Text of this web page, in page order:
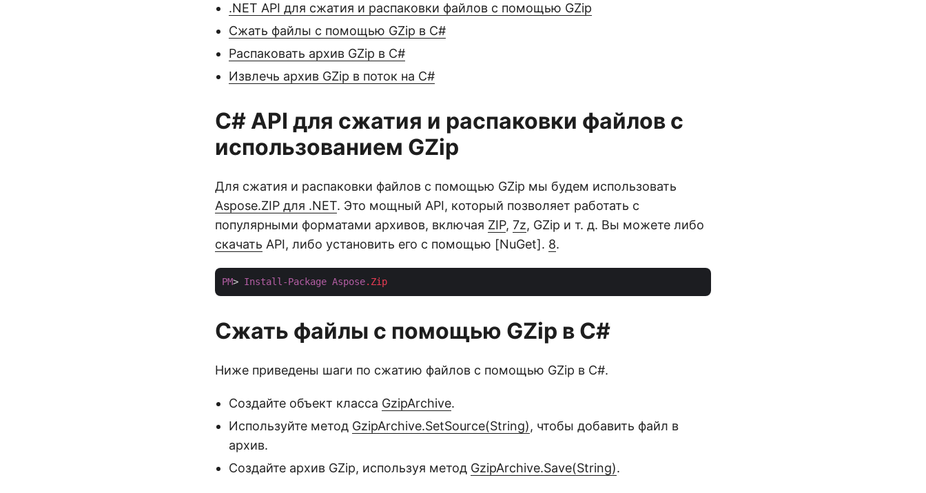
.NET API для сжатия и распаковки файлов с помощью GZip
Сжать файлы с помощью GZip в C#
Распаковать архив GZip в C#
Извлечь архив GZip в поток на C#
C# API для сжатия и распаковки файлов с
использованием GZip
Для сжатия и распаковки файлов с помощью GZip мы будем использовать
Aspose.ZIP для .NET. Это мощный API, который позволяет работать с
популярными форматами архивов, включая ZIP, 7z, GZip и т. д. Вы можете либо
скачать API, либо установить его с помощью [NuGet]. 8.
PM> Install-Package Aspose.Zip
Сжать файлы с помощью GZip в C#
Ниже приведены шаги по сжатию файлов с помощью GZip в C#.
Создайте объект класса GzipArchive.
Используйте метод GzipArchive.SetSource(String), чтобы добавить файл в
архив.
Создайте архив GZip, используя метод GzipArchive.Save(String).